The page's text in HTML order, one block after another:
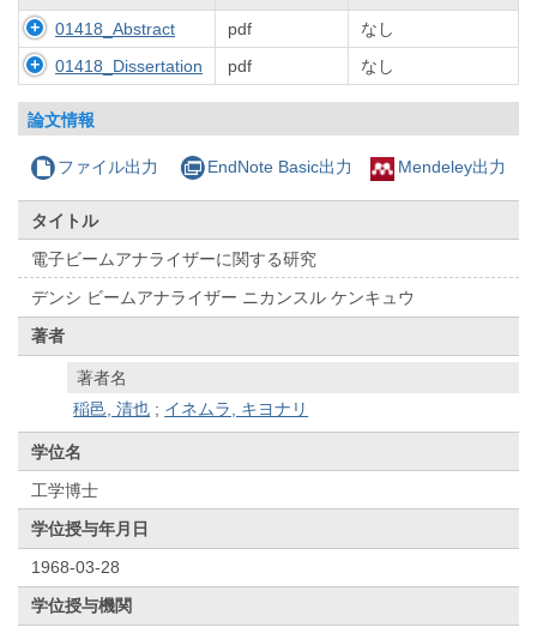
01418_Abstract pdf
なし
01418_Dissertation
pdf なし
論文情報
ファイル出力 EndNote Basic出力 Mendeley出力
タイトル
電子ビームアナライザーに関する研究
デンシ ビームアナライザー ニカンスル ケンキュウ
著者
著者名
稲邑, 清也 ; イネムラ, キヨナリ
学位名
工学博士
学位授与年月日
1968-03-28
学位授与機関